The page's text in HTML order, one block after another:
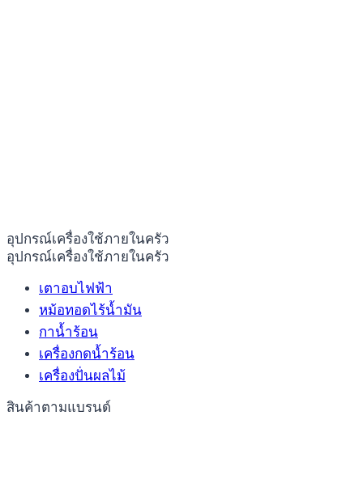
อุปกรณ์เครื่องใช้ภายในครัว
อุปกรณ์เครื่องใช้ภายในครัว
เตาอบไฟฟ้า
หม้อทอดไร้น้ำมัน
กาน้ำร้อน
เครื่องกดน้ำร้อน
เครื่องปั่นผลไม้
สินค้าตามแบรนด์